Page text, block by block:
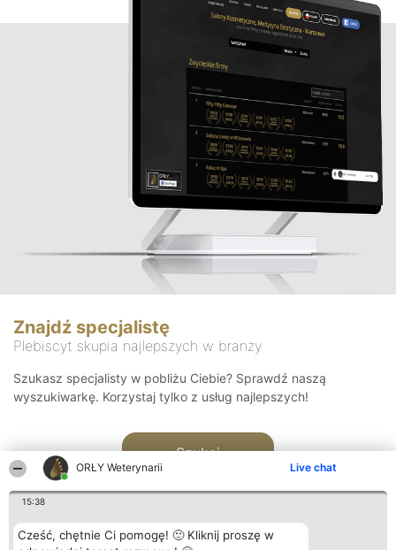
ORŁY Weterynarii Live chat
15:38
Cześć, chętnie Ci pomogę! 🙂 Kliknij proszę w
Znajdź specjalistę
Plebiscyt skupia najlepszych w branży
Szukasz specjalisty w pobliżu Ciebie? Sprawdź naszą
wyszukiwarkę. Korzystaj tylko z usług najlepszych!
Szukaj